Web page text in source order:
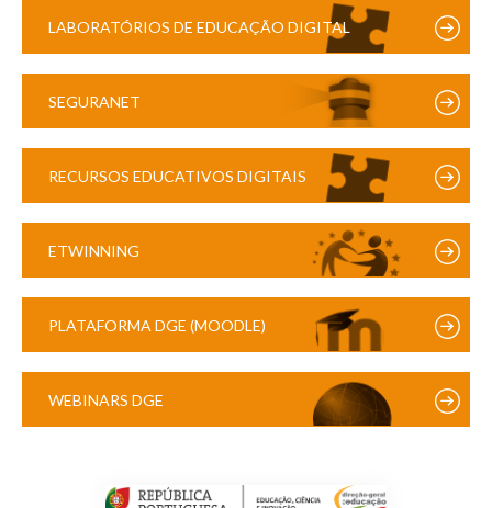
LABORATÓRIOS DE EDUCAÇÃO DIGITAL
SEGURANET
RECURSOS EDUCATIVOS DIGITAIS
ETWINNING
PLATAFORMA DGE (MOODLE)
WEBINARS DGE